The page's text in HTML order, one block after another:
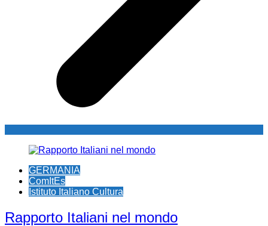
GERMANIA
ComItEs
Istituto Italiano Cultura
Rapporto Italiani nel mondo